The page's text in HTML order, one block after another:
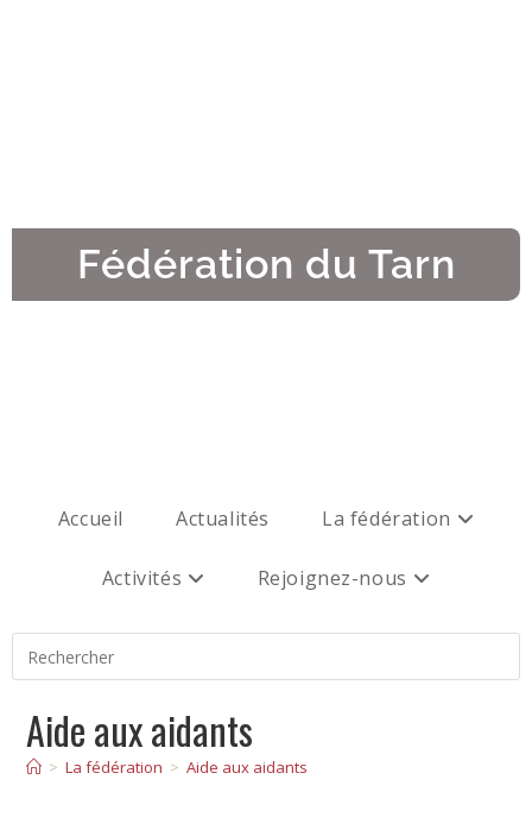
Fédération du Tarn
Accueil Actualités La fédération
Activités Rejoignez-nous
Aide aux aidants
> La fédération > Aide aux aidants